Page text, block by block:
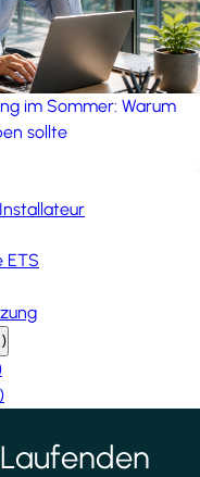
im Sommer: Warum
sollte
ETS